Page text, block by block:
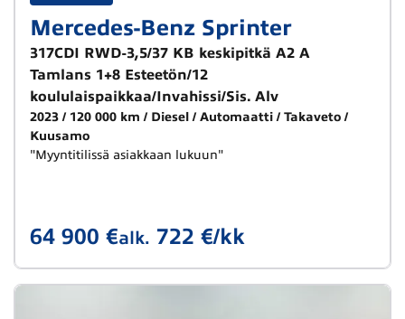
Mercedes-Benz Sprinter
317CDI RWD-3,5/37 KB keskipitkä A2 A
Tamlans 1+8 Esteetön/12
koululaispaikkaa/Invahissi/Sis. Alv
2023 120 000 km Diesel Automaatti
Takaveto
Kuusamo
"Myyntitilissä asiakkaan lukuun"
64 900 €alk. 722 €/kk